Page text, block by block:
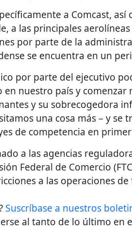
a Comcast, así
a las principales
por parte de la
se encuentra en un
por parte del ejecutivo
nuestro país y comenzar
y su sobrecogedora
una cosa más – y
de competencia en primer
a las agencias
Federal de Comercio
a las operaciones
Suscríbase a nuestros
al tanto de lo último en